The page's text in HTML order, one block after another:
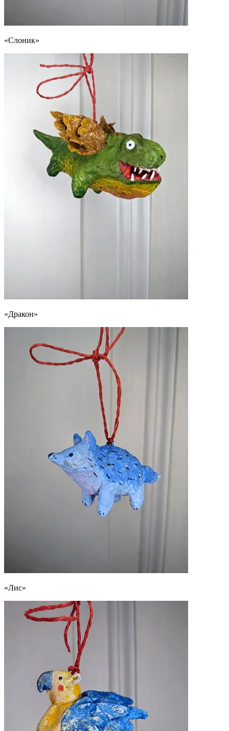
«Слоник»
«Дракон»
«Лис»